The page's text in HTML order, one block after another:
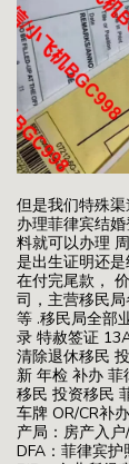
但是我们特殊
办理菲律宾结
料就可以办理
是出生证明还
在付完尾款，
司，主营移民
等 .移民局全部
录 特赦签证
清除退休移民
新 年检 补办
移民 投资移民
车牌 OR/CR补
产局：房产入
DFA：菲律宾